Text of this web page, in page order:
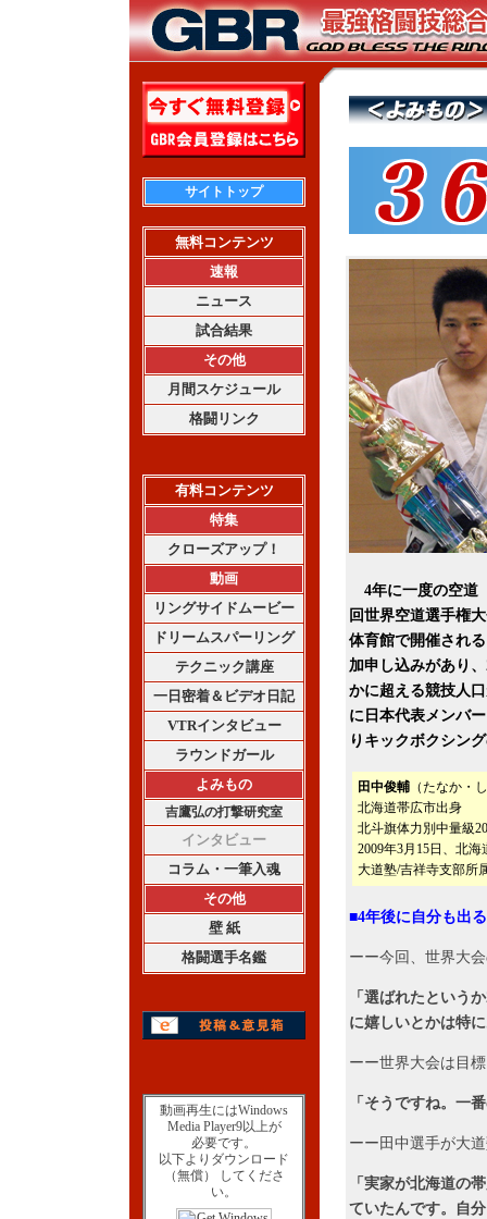
サイトトップ
無料コンテンツ
速報
ニュース
試合結果
その他
月間スケジュール
格闘リンク
有料コンテンツ
特集
クローズアップ！
動画
リングサイドムービー
ドリームスパーリング
テクニック講座
一日密着＆ビデオ日記
VTRインタビュー
ラウンドガール
よみもの
吉鷹弘の打撃研究室
インタビュー
コラム・一筆入魂
その他
壁 紙
格闘選手名鑑
動画再生にはWindows
Media Player9以上が
必要です。
以下よりダウンロード
（無償） してくださ
い。
4年に一度の空道
回世界空道選手権
体育館で開催され
加申し込みがあり
かに超える競技人
に日本代表メンバ
りキックボクシン
田中俊輔 （たなか・
北海道帯広市出身
北斗旗体力別中量級
2009年3月15日、北
大道塾/吉祥寺支部所
■4年後に自分も出
ーー今回、世界大
「選ばれたという
に嬉しいとかは特
ーー世界大会は目
「そうですね。一
ーー田中選手が大
「実家が北海道の
ていたんです。自